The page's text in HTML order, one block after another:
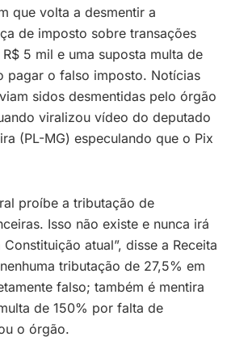
que volta a desmentir a
de imposto sobre transações
5 mil e uma suposta multa de
pagar o falso imposto. Notícias
sidos desmentidas pelo órgão
viralizou vídeo do deputado
(PL-MG) especulando que o Pix
proíbe a tributação de
Isso não existe e nunca irá
atual”, disse a Receita
tributação de 27,5% em
falso; também é mentira
de 150% por falta de
o órgão.